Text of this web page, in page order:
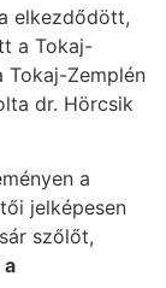
elkezdődött,
a Tokaj-
Tokaj-Zemplén
dr. Hörcsik
a
jelképesen
szőlőt,
a